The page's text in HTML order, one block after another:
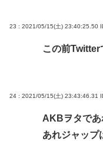
23 : 2021/05/15(土) 23:40:25.50
この前Twitter
24 : 2021/05/15(土) 23:43:46.31
AKBヲタで
あれジャップ